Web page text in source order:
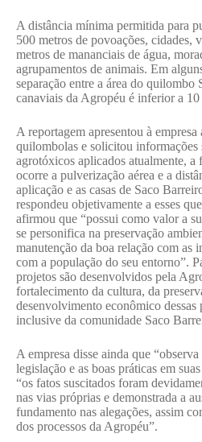
A distância mínima permitida para
500 metros de povoações, cidades,
metros de mananciais de água,
agrupamentos de animais. Em
separação entre a área do quilombo
canaviais da Agropéu é inferior a 10
A reportagem apresentou à empresa
quilombolas e solicitou informações
agrotóxicos aplicados atualmente, a
ocorre a pulverização aérea e a
aplicação e as casas de Saco
respondeu objetivamente a esses
afirmou que “possui como valor a
se personifica na preservação
manutenção da boa relação com as
com a população do seu entorno”.
projetos são desenvolvidos pela
fortalecimento da cultura, da
desenvolvimento econômico dessas
inclusive da comunidade Saco
A empresa disse ainda que
legislação e as boas práticas em
“os fatos suscitados foram
nas vias próprias e demonstrada a
fundamento nas alegações, assim
dos processos da Agropéu”.